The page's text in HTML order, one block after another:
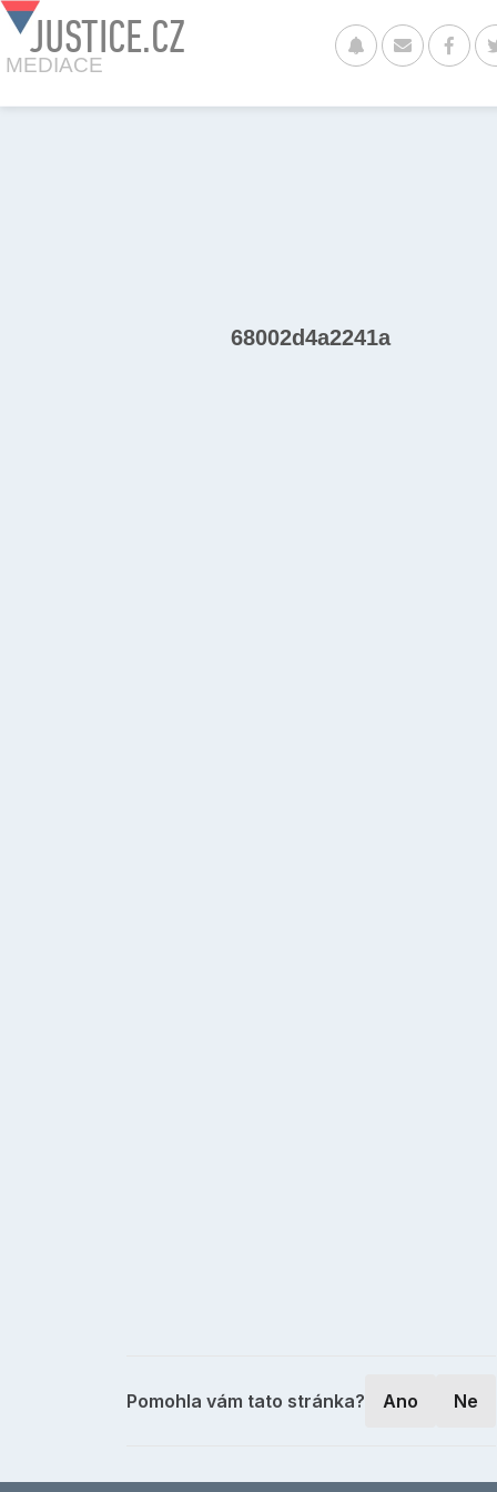
JUSTICE.CZ
MEDIACE
68002d4a2241a
Pomohla vám tato stránka? Ano Ne